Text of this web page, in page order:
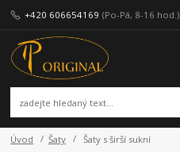
+420 606654169 (Po-Pá, 8-16 hod.)
Úvod Šaty Šaty s širší sukní